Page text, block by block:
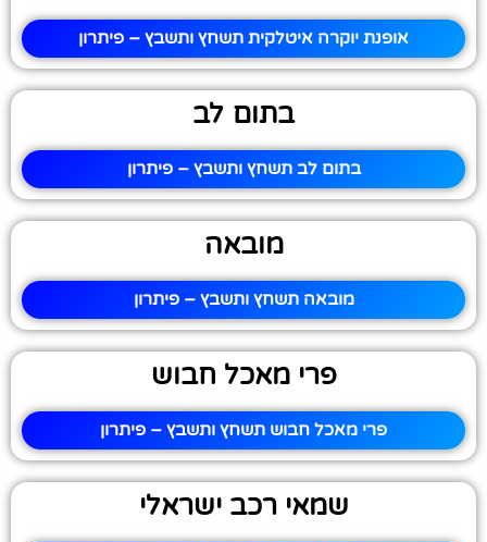
אופנת יוקרה איטלקית תשחץ ותשבץ – פיתרון
בתום לב
בתום לב תשחץ ותשבץ – פיתרון
מובאה
מובאה תשחץ ותשבץ – פיתרון
פרי מאכל חבוש
פרי מאכל חבוש תשחץ ותשבץ – פיתרון
שמאי רכב ישראלי